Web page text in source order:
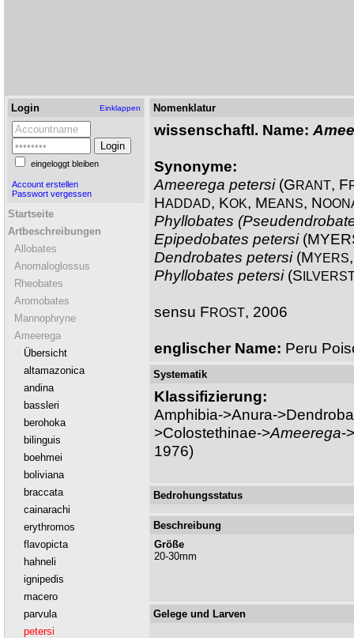
Login Einklappen
eingeloggt bleiben
Account erstellen
Passwort vergessen
Startseite
Artbeschreibungen
Allobates
Anomaloglossus
Rheobates
Aromobates
Mannophryne
Ameerega
Übersicht
altamazonica
andina
bassleri
berohoka
bilinguis
boehmei
boliviana
braccata
cainarachi
erythromos
flavopicta
hahneli
ignipedis
macero
parvula
petersi
Nomenklatur
wissenschaftl. Name:
Synonyme:
Ameerega petersi(GRANT, F
HADDAD, KOK, MEANS, N
Phyllobates
Epipedobates petersi
Dendrobates petersi(MYERS
Phyllobates petersi(S
sensu FROST, 2006
englischer Name: Peru
Systematik
Klassifizierung:
Amphibia->Anura-
>Colostethinae->Ameerega->
1976)
Bedrohungsstatus
Beschreibung
Größe
20-30mm
Gelege und Larven